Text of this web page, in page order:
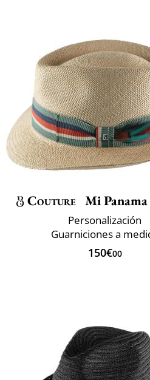
Couture Mi
Personalización
Guarniciones a
150€00